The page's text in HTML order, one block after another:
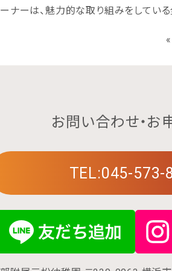
ナーは、魅力的な取り組みをしてい
«
お問い合わせ・お
TEL:045-573-